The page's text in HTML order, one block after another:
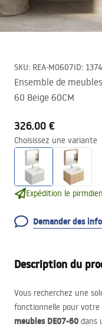
SKU: REA-M0607ID:
Ensemble de
60 Beige 60CM
326.00 €
Choisissez une variante
Expédition le
Demander des
Description du
Vous recherchez une
fonctionnelle pour votre
meubles DE07-60 dans